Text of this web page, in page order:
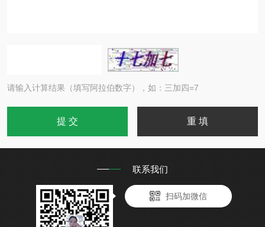
请输入计算结果（填写阿拉伯数字），如：三加四=7
联系我们
扫码加微信